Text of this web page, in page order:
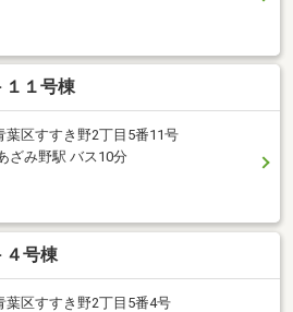
１１号棟
葉区すすき野2丁目5番11号
ざみ野駅 バス10分
４号棟
葉区すすき野2丁目5番4号